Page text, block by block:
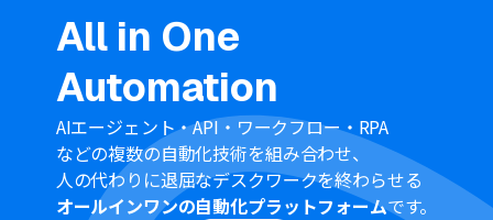
クトはエラーとなりますので、ご注意ください
チームプランやサクセスプランなどの有料プランは、2週
間の無料トライアルを行うことが可能です。無料トライア
ル中には制限対象のアプリや機能（オペレーション）を
使用することができます
All in One
Automation
AIエージェント・API・ワークフロー・RPA
などの複数の自動化技術を組み合わせ、
人の代わりに退屈なデスクワークを終わらせる
オールインワンの自動化プラットフォームです。